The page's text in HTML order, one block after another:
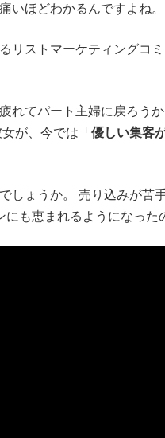
いほどわかるんですよね。
リストマーケティングコ
れてパート主婦に戻ろう
が、今では「 優しい集客
しょうか。 売り込みが苦
も恵まれるようになった